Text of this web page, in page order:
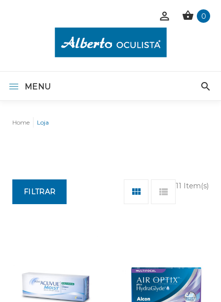
0
MENU
Home Loja
11 Item(s)
FILTRAR